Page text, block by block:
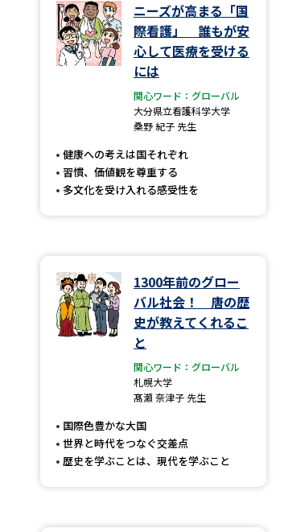
ニーズが高まる「国
際看護」 誰もが安
心して医療を受ける
には
関心ワード：グローバル
大分県立看護科学大学
桑野 紀子 先生
健康への考えは国それぞれ
習慣、価値観を尊重する
多文化を受け入れる感受性を
1300年前のグロー
バル社会！ 唐の歴
史が教えてくれるこ
と
関心ワード：グローバル
札幌大学
髙瀬 奈津子 先生
国際色豊かな大国
世界と時代をつなぐ交差点
歴史を学ぶことは、現代を学ぶこと